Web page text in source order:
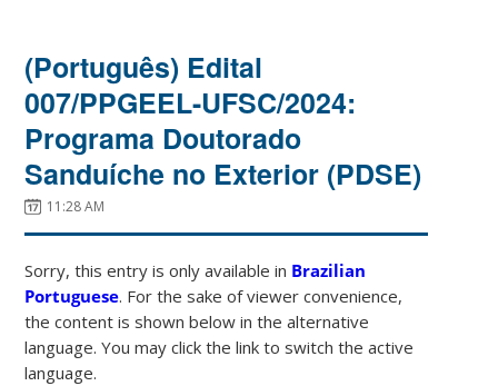
(Português) Edital
007/PPGEEL-UFSC/2024:
Programa Doutorado
Sanduíche no Exterior (PDSE)
11:28 AM
Sorry, this entry is only available in Brazilian
Portuguese. For the sake of viewer convenience,
the content is shown below in the alternative
language. You may click the link to switch the active
language.